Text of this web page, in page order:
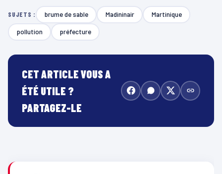
SUJETS : brume de sable Madininair Martinique
pollution préfecture
CET ARTICLE VOUS A
ÉTÉ UTILE ?
PARTAGEZ-LE